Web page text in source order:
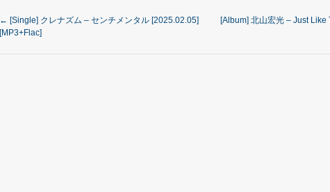
← [Single] クレナズム – センチメンタル [2025.02.05]
[MP3+Flac]
[Album] 北山宏光 – Just